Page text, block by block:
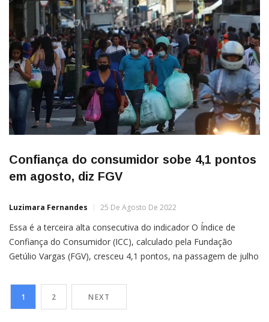
Confiança do consumidor sobe 4,1 pontos
em agosto, diz FGV
Luzimara Fernandes 25 De Agosto De 2022
Essa é a terceira alta consecutiva do indicador O Índice de
Confiança do Consumidor (ICC), calculado pela Fundação
Getúlio Vargas (FGV), cresceu 4,1 pontos, na passagem de julho
consecutiva, o indicador chegou a 83,6 pontos, em uma escala
de zero a 200 pontos.A alta […]
1 2 NEXT